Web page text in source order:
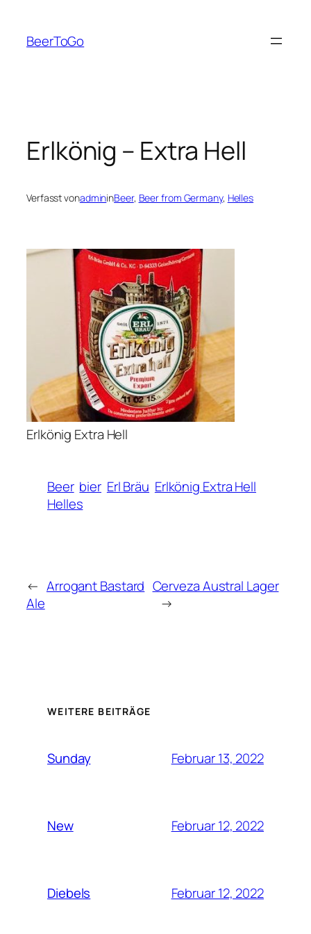
springen
BeerToGo
Erlkönig – Extra Hell
Verfasst vonadmininBeer, Beer from Germany, Helles
Erlkönig Extra Hell
Beer bier Erl Bräu Erlkönig Extra Hell
Helles
← Arrogant Bastard
Ale
Cerveza Austral Lager
→
WEITERE BEITRÄGE
Sunday Februar 13, 2022
New Februar 12, 2022
Diebels Februar 12, 2022